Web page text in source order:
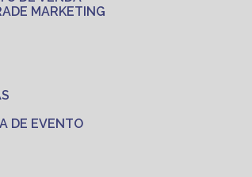
MARKETING
DE EVENTO